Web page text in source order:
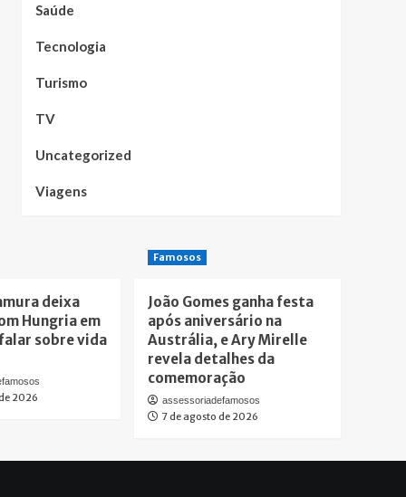
Saúde
Tecnologia
Turismo
TV
Uncategorized
Viagens
deixa
Hungria em
sobre vida
2026
Famosos
João Gomes ganha festa
após aniversário na
Austrália, e Ary Mirelle
revela detalhes da
comemoração
assessoriadefamosos
7 de agosto de 2026